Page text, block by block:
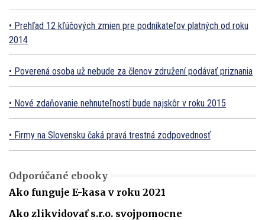
Prehľad 12 kľúčových zmien pre podnikateľov platných od roku
2014
Poverená osoba už nebude za členov združení podávať priznania
Nové zdaňovanie nehnuteľností bude najskôr v roku 2015
Firmy na Slovensku čaká pravá trestná zodpovednosť
Odporúčané ebooky
Ako funguje E-kasa v roku 2021
Ako zlikvidovať s.r.o. svojpomocne